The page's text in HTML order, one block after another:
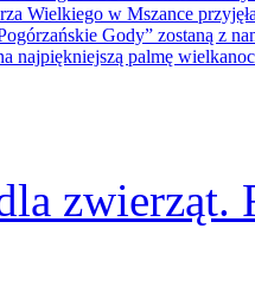
zwierząt.